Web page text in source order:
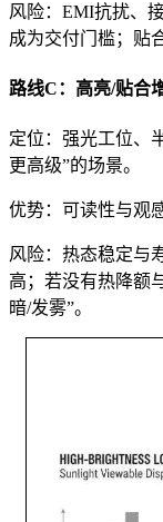
风险：EMI抗扰、
成为交付门槛；贴
路线C：高亮/贴合
定位：强光工位、
更高级”的场景。
优势：可读性与观
风险：热态稳定与
高；若没有热降额
暗/发雾”。